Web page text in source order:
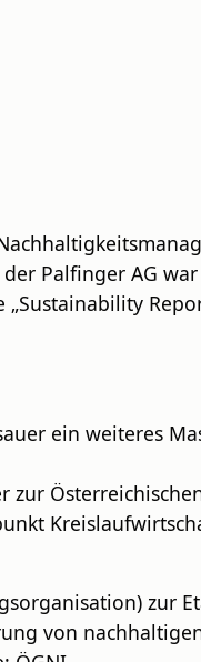
Palfinger AG
ein weiteres
zur
von